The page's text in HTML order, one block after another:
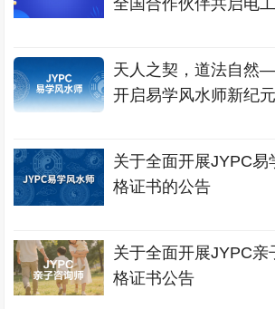
全国合作伙伴共启电
天人之契，道法自然
开启易学风水师新纪元
关于全面开展JYPC易
格证书的公告
关于全面开展JYPC亲
格证书公告